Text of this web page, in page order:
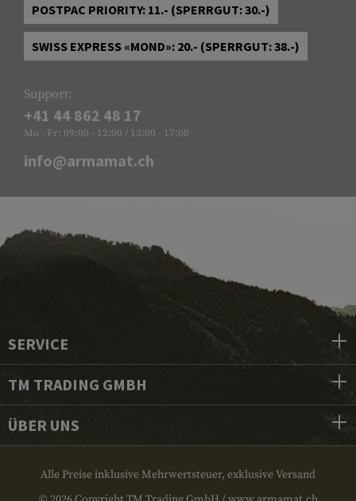
POSTPAC PRIORITY: 11.- (SPERRGUT: 30.-)
SWISS EXPRESS «MOND»: 20.- (SPERRGUT: 38.-)
Support:
+41 44 862 48 17
Mo - Fr: 09:00 - 12:00 / 13:00 - 17:00
info@armamat.ch
SERVICE
TM TRADING GMBH
ÜBER UNS
Alle Preise inklusive Mehrwertsteuer, exklusive Versand